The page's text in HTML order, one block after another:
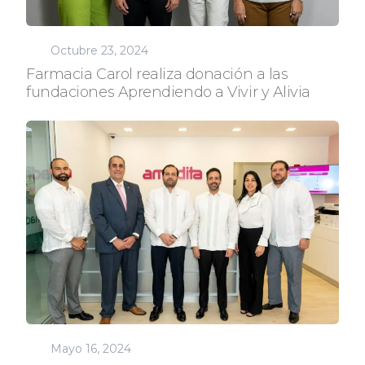
Octubre 23, 2024
Farmacia Carol realiza donación a las
fundaciones Aprendiendo a Vivir y Alivia
Mayo 16, 2024